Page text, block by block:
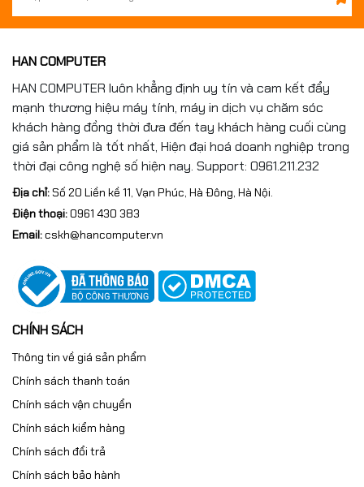
HAN COMPUTER
HAN COMPUTER luôn khẳng định uy tín và cam kết đẩy
mạnh thương hiệu máy tính, máy in dịch vụ chăm sóc
khách hàng đồng thời đưa đến tay khách hàng cuối cùng
giá sản phẩm là tốt nhất, Hiện đại hoá doanh nghiệp trong
thời đại công nghệ số hiện nay. Support: 0961.211.232
Địa chỉ:Số 20 Liền kề 11, Vạn Phúc, Hà Đông, Hà Nội.
Điện thoại:0961 430 383
Email:cskh@hancomputer.vn
CHÍNH SÁCH
Thông tin về giá sản phẩm
Chính sách thanh toán
Chính sách vận chuyển
Chính sách kiểm hàng
Chính sách đổi trả
Chính sách bảo hành